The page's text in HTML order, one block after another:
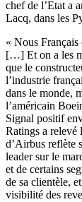
chef de l’Etat a
Lacq, dans les
« Nous Français
[…] Et on a les
que le
l’industrie
dans le monde,
l’américain
Signal positif
Ratings a
d’Airbus reflète
leader sur le
et de certains
de sa clientèle,
visibilité des